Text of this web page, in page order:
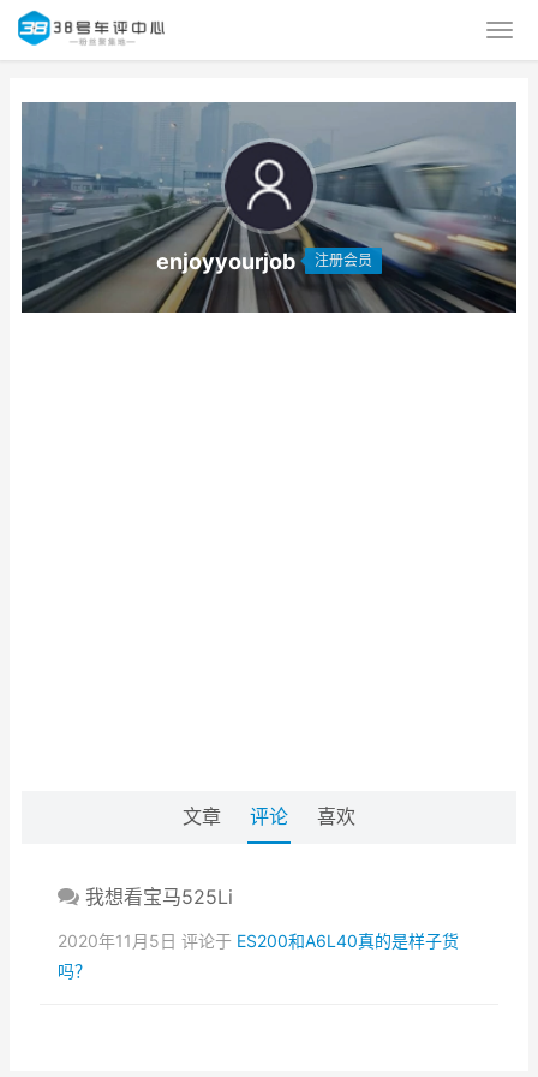
enjoyyourjob 注册会员
文章 评论 喜欢
我想看宝马525Li
2020年11月5日 评论于 ES200和A6L40真的是样子货
吗？